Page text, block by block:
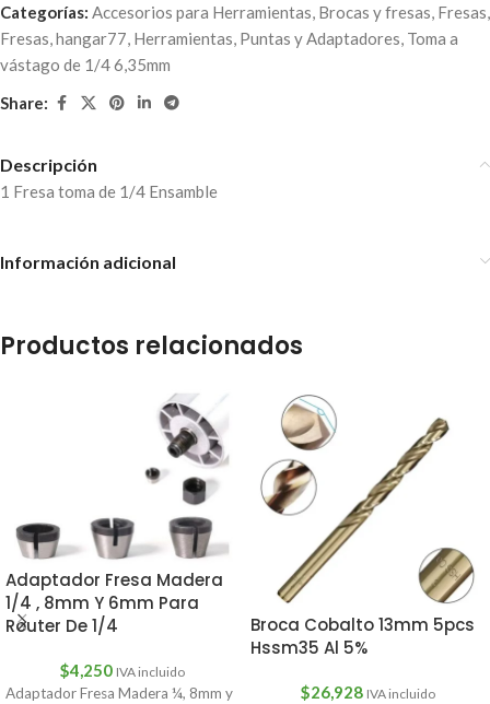
Categorías: Accesorios para Herramientas, Brocas y fresas, Fresas,
Fresas,hangar77, Herramientas, Puntas y Adaptadores, Toma a
vástago de 1/4 6,35mm
Share:
Descripción
1 Fresa toma de 1/4 Ensamble
Información adicional
Productos relacionados
Adaptador Fresa Madera
1/4 , 8mm Y 6mm Para
Router De 1/4
$4,250 IVA incluido
Adaptador Fresa Madera ¼, 8mm y
Broca Cobalto 13mm 5pcs
Hssm35 Al 5%
$26,928 IVA incluido